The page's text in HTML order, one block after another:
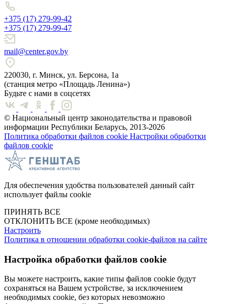
+375 (17) 279-99-42
+375 (17) 279-99-47
mail@center.gov.by
220030, г. Минск, ул. Берсона, 1а
(станция метро «Площадь Ленина»)
Будьте с нами в соцсетях
© Национальный центр законодательства и правовой
информации Республики Беларусь, 2013-2026
Политика обработки файлов cookie Настройки обработки
файлов cookie
Для обеспечения удобства пользователей данный сайт
использует файлы cookie
ПРИНЯТЬ ВСЕ
ОТКЛОНИТЬ ВСЕ (кроме необходимых)
Настроить
Политика в отношении обработки cookie-файлов на сайте
Настройка обработки файлов cookie
Вы можете настроить, какие типы файлов cookie будут
сохраняться на Вашем устройстве, за исключением
необходимых cookie, без которых невозможно